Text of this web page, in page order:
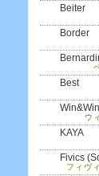
Beiter
Border
Best
Win&Win
ウ
KAYA
Fivics
フィヴ